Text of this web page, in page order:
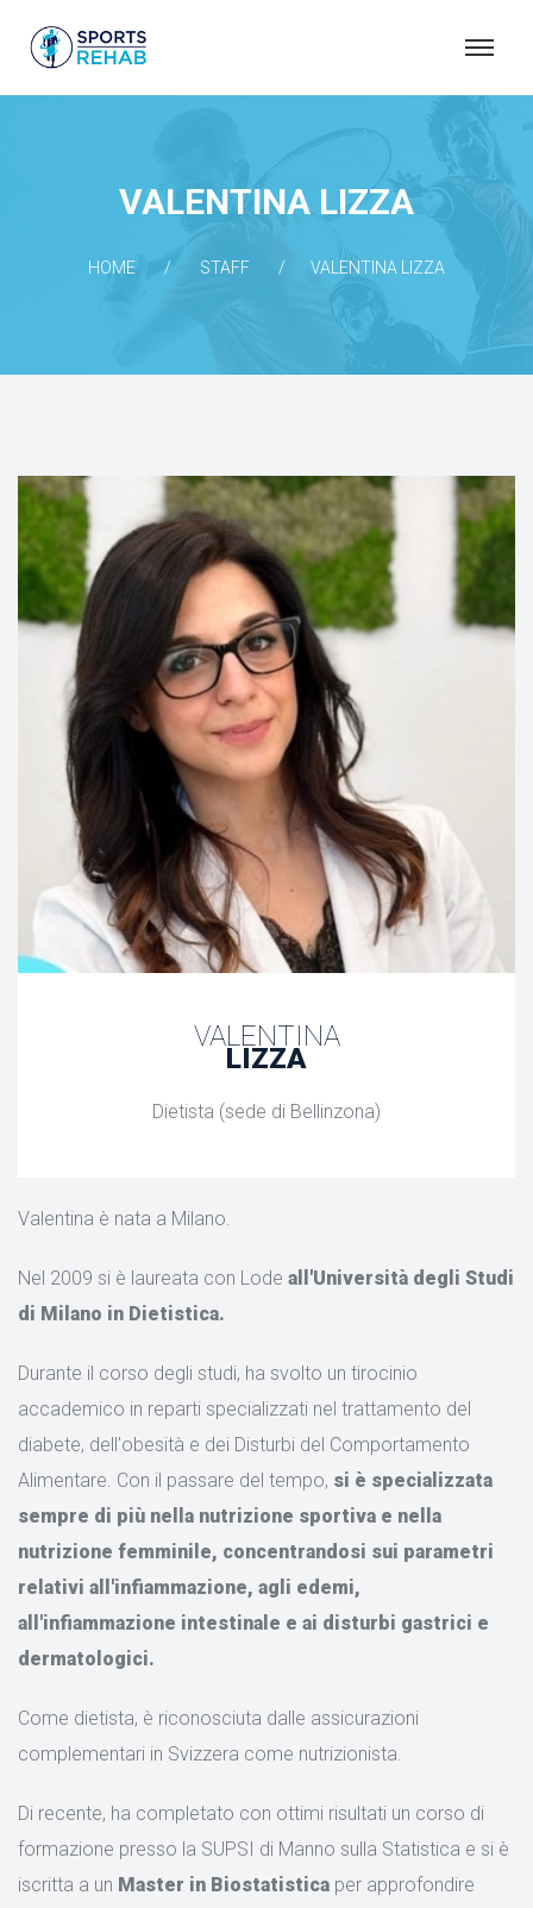
O
VALENTINA LIZZA
HOME STAFF VALENTINA LIZZA
VALENTINA
LIZZA
Dietista (sede di Bellinzona)
Valentina è nata a Milano.
Nel 2009 si è laureata con Lode all'Università degli Studi
di Milano in Dietistica.
Durante il corso degli studi, ha svolto un tirocinio
accademico in reparti specializzati nel trattamento del
diabete, dell'obesità e dei Disturbi del Comportamento
Alimentare. Con il passare del tempo, si è specializzata
sempre di più nella nutrizione sportiva e nella
nutrizione femminile, concentrandosi sui parametri
relativi all'infiammazione, agli edemi,
all'infiammazione intestinale e ai disturbi gastrici e
dermatologici.
Come dietista, è riconosciuta dalle assicurazioni
complementari in Svizzera come nutrizionista.
Di recente, ha completato con ottimi risultati un corso di
formazione presso la SUPSI di Manno sulla Statistica e si è
iscritta a un Master in Biostatistica per approfondire